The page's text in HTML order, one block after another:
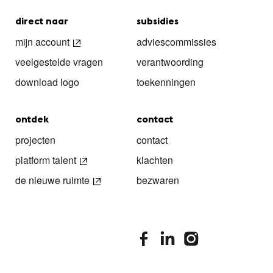
direct naar
mijn account
veelgestelde vragen
download logo
subsidies
adviescommissies
verantwoording
toekenningen
ontdek
projecten
platform talent
de nieuwe ruimte
contact
contact
klachten
bezwaren
stimuleringsfonds facebook
stimuleringsfonds linkedin
stimuleringsfonds